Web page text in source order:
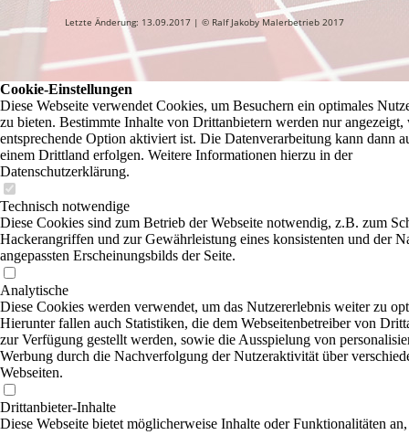
Letzte Änderung: 13.09.2017 | © Ralf Jakoby Malerbetrieb 2017
Cookie-Einstellungen
Diese Webseite verwendet Cookies, um Besuchern ein optimales
zu bieten. Bestimmte Inhalte von Drittanbietern werden nur angezeigt,
entsprechende Option aktiviert ist. Die Datenverarbeitung kann dann
einem Drittland erfolgen. Weitere Informationen hierzu in der
Datenschutzerklärung.
Technisch notwendige
Diese Cookies sind zum Betrieb der Webseite notwendig, z.B. zum
Hackerangriffen und zur Gewährleistung eines konsistenten und der
angepassten Erscheinungsbilds der Seite.
Analytische
Diese Cookies werden verwendet, um das Nutzererlebnis weiter zu
Hierunter fallen auch Statistiken, die dem Webseitenbetreiber von
zur Verfügung gestellt werden, sowie die Ausspielung von
Werbung durch die Nachverfolgung der Nutzeraktivität über
Webseiten.
Drittanbieter-Inhalte
Diese Webseite bietet möglicherweise Inhalte oder Funktionalitäten